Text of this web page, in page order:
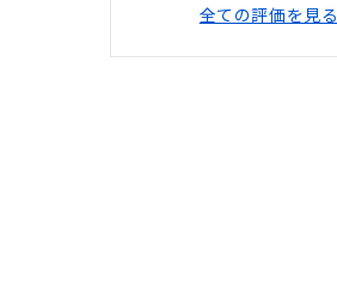
全ての評価を見る